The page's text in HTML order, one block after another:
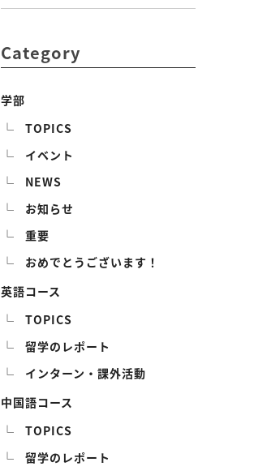
Category
学部
TOPICS
イベント
NEWS
お知らせ
重要
おめでとうございます！
英語コース
TOPICS
留学のレポート
インターン・課外活動
中国語コース
TOPICS
留学のレポート